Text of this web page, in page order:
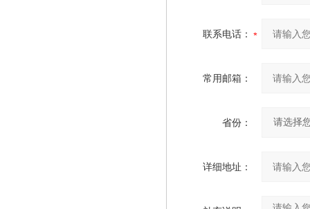
联系电话：
常用邮箱：
省份：
详细地址：